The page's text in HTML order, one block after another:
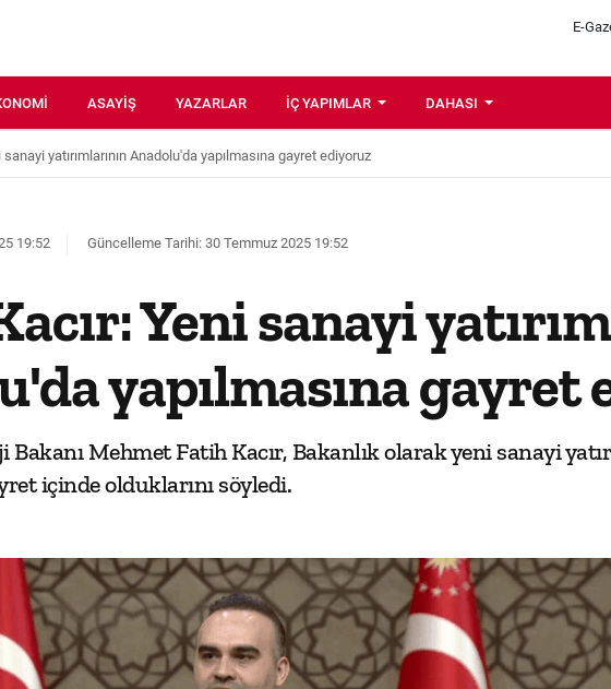
E-
ASAYIŞ YAZARLAR İÇ YAPIMLAR DAHASI
yatırımlarının Anadolu'da yapılmasına gayret ediyoruz
19:52 Güncelleme Tarihi: 30 Temmuz 2025 19:52
Yeni sanayi
yapılmasına gayret
Bakanı Mehmet Fatih Kacır, Bakanlık olarak yeni sanayi
içinde olduklarını söyledi.